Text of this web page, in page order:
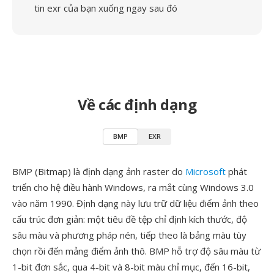
tin exr của bạn xuống ngay sau đó
Về các định dạng
BMP EXR
BMP (Bitmap) là định dạng ảnh raster do Microsoft phát
triển cho hệ điều hành Windows, ra mắt cùng Windows 3.0
vào năm 1990. Định dạng này lưu trữ dữ liệu điểm ảnh theo
cấu trúc đơn giản: một tiêu đề tệp chỉ định kích thước, độ
sâu màu và phương pháp nén, tiếp theo là bảng màu tùy
chọn rồi đến mảng điểm ảnh thô. BMP hỗ trợ độ sâu màu từ
1-bit đơn sắc, qua 4-bit và 8-bit màu chỉ mục, đến 16-bit,